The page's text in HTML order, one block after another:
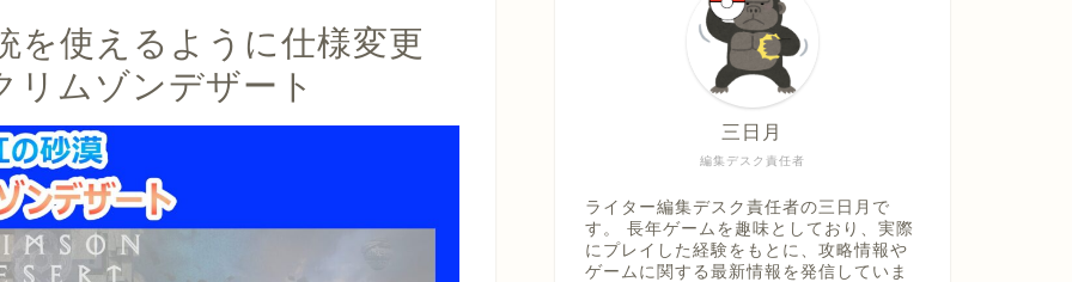
を使えるように仕様変更
リムゾンデザート
編集デスク責任者
三日月
ライター編集デスク責任者の三日月で
す。 長年ゲームを趣味としており、実際
にプレイした経験をもとに、攻略情報や
ゲームに関する最新情報を発信していま